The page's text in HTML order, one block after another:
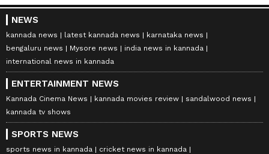
NEWS
kannada news latest kannada news
karnataka news
bengaluru news
Mysore news
india news in kannada
international news in kannada
ENTERTAINMENT NEWS
Kannada Cinema News kannada movies review
sandalwood news
kannada tv shows
SPORTS NEWS
sports news in kannada
cricket news in kannada